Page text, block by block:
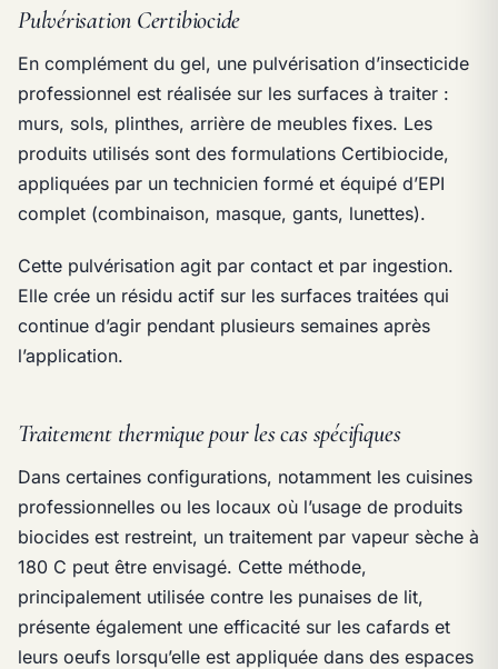
Pulvérisation Certibiocide
En complément du gel, une pulvérisation d’insecticide
professionnel est réalisée sur les surfaces à traiter :
murs, sols, plinthes, arrière de meubles fixes. Les
produits utilisés sont des formulations Certibiocide,
appliquées par un technicien formé et équipé d’EPI
complet (combinaison, masque, gants, lunettes).
Cette pulvérisation agit par contact et par ingestion.
Elle crée un résidu actif sur les surfaces traitées qui
continue d’agir pendant plusieurs semaines après
l’application.
Traitement thermique pour les cas spécifiques
Dans certaines configurations, notamment les cuisines
professionnelles ou les locaux où l’usage de produits
biocides est restreint, un traitement par vapeur sèche à
180 C peut être envisagé. Cette méthode,
principalement utilisée contre les punaises de lit,
présente également une efficacité sur les cafards et
leurs oeufs lorsqu’elle est appliquée dans des espaces